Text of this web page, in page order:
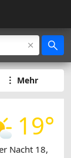
Mehr
19°
Nacht 18,